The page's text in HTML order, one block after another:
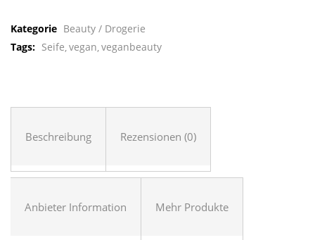
Kategorie Beauty / Drogerie
Tags: Seife vegan veganbeauty
Beschreibung Rezensionen (0)
Anbieter Information Mehr Produkte